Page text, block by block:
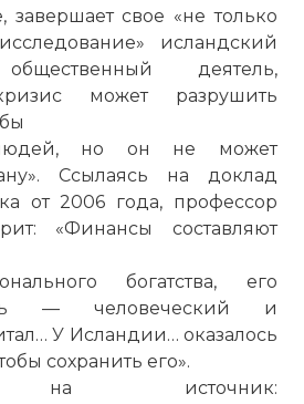
свое «не только
исландский
деятель,
может разрушить
людей, но он не может
Ссылаясь на доклад
от 2006 года, профессор
«Финансы составляют
богатства, его
— человеческий и
У Исландии… оказалось
сохранить его».
на источник: